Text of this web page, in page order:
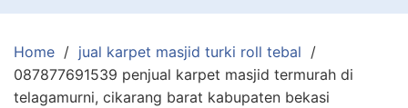
Home
jual karpet masjid turki roll tebal
087877691539 penjual karpet masjid termurah di
telagamurni, cikarang barat kabupaten bekasi